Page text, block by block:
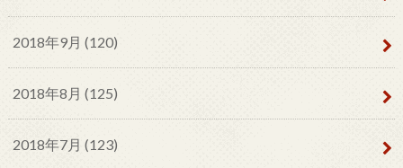
2018年9月 (120)
2018年8月 (125)
2018年7月 (123)